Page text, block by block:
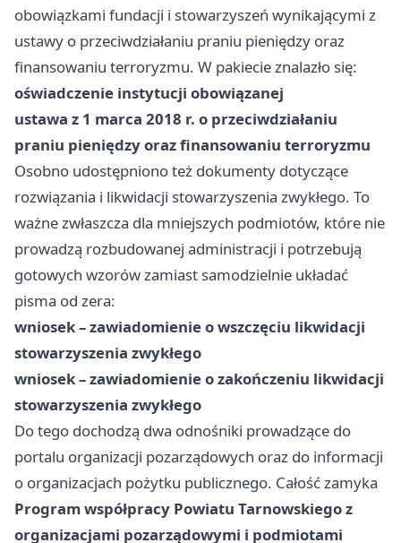
obowiązkami fundacji i stowarzyszeń wynikającymi z
ustawy o przeciwdziałaniu praniu pieniędzy oraz
finansowaniu terroryzmu. W pakiecie znalazło się:
oświadczenie instytucji obowiązanej
ustawa z 1 marca 2018 r. o przeciwdziałaniu
praniu pieniędzy oraz finansowaniu terroryzmu
Osobno udostępniono też dokumenty dotyczące
rozwiązania i likwidacji stowarzyszenia zwykłego. To
ważne zwłaszcza dla mniejszych podmiotów, które nie
prowadzą rozbudowanej administracji i potrzebują
gotowych wzorów zamiast samodzielnie układać
pisma od zera:
wniosek – zawiadomienie o wszczęciu likwidacji
stowarzyszenia zwykłego
wniosek – zawiadomienie o zakończeniu likwidacji
stowarzyszenia zwykłego
Do tego dochodzą dwa odnośniki prowadzące do
portalu organizacji pozarządowych oraz do informacji
o organizacjach pożytku publicznego. Całość zamyka
Program współpracy Powiatu Tarnowskiego z
organizacjami pozarządowymi i podmiotami